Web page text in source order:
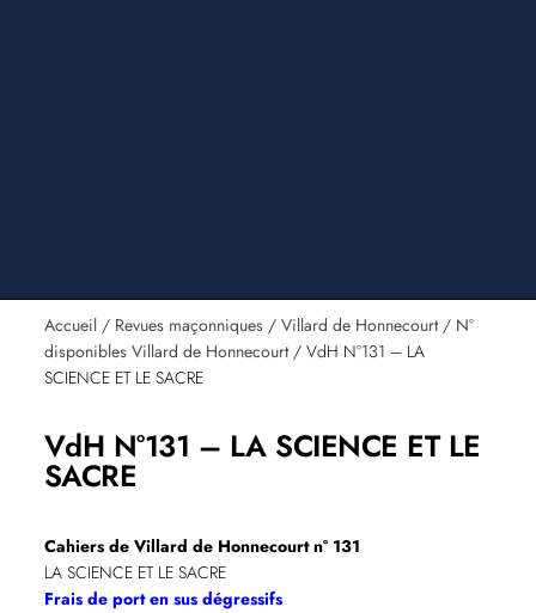
Accueil/ Revues maçonniques/ Villard de Honnecourt/ N°
disponibles Villard de Honnecourt/ VdH N°131 – LA
SCIENCE ET LE SACRE
VdH N°131 – LA SCIENCE ET LE
SACRE
Cahiers de Villard de Honnecourt n° 131
LA SCIENCE ET LE SACRE
Frais de port en sus dégressifs